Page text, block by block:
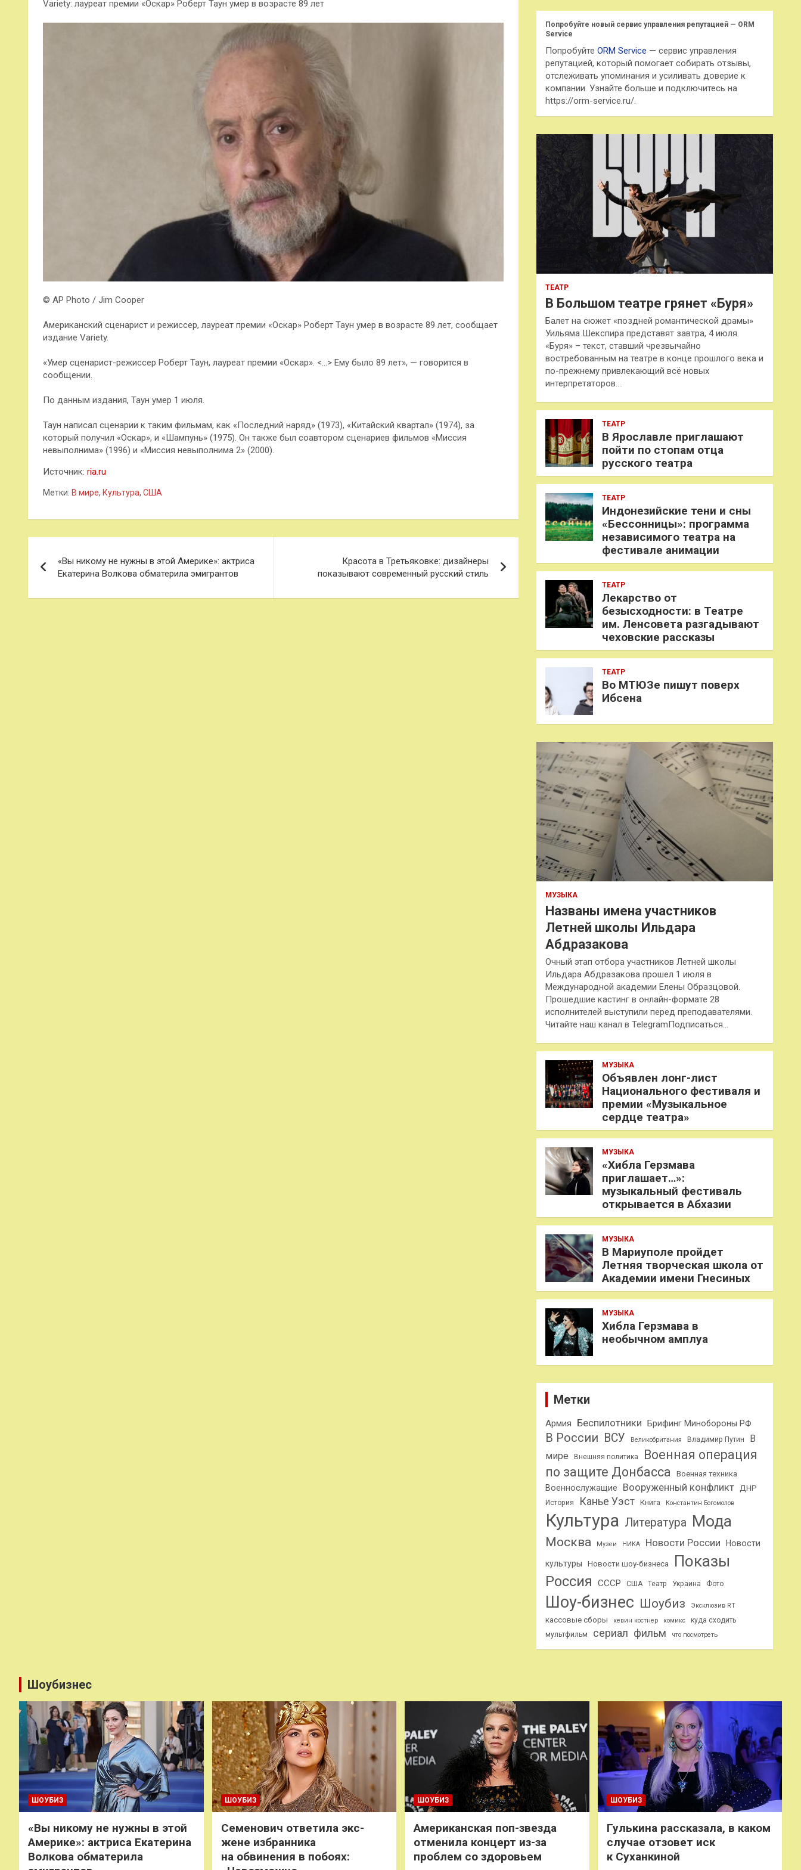
Variety: лауреат премии «Оскар» Роберт Таун умер в возрасте 89 лет
© AP Photo / Jim Cooper
Американский сценарист и режиссер, лауреат премии «Оскар» Роберт Таун умер в возрасте 89 лет, сообщает
издание Variety.
«Умер сценарист-режиссер Роберт Таун, лауреат премии «Оскар». <…> Ему было 89 лет», — говорится в
сообщении.
По данным издания, Таун умер 1 июля.
Таун написал сценарии к таким фильмам, как «Последний наряд» (1973), «Китайский квартал» (1974), за
который получил «Оскар», и «Шампунь» (1975). Он также был соавтором сценариев фильмов «Миссия
невыполнима» (1996) и «Миссия невыполнима 2» (2000).
Источник: ria.ru
Метки: В мире, Культура, США
по
записям
«Вы никому не нужны в этой Америке»: актриса
Екатерина Волкова обматерила эмигрантов
Красота в Третьяковке: дизайнеры
показывают современный русский стиль
к
Попробуйте новый сервис управления репутацией — ORM
Service
ПопробуйтеORM Service — сервис управления
репутацией, который помогает собирать отзывы,
отслеживать упоминания и усиливать доверие к
компании. Узнайте больше и подключитесь на
https://orm-service.ru/.
ТЕАТР
В Большом театре грянет «Буря»
Балет на сюжет «поздней романтической драмы»
Уильяма Шекспира представят завтра, 4 июля.
«Буря» – текст, ставший чрезвычайно
востребованным на театре в конце прошлого века и
по-прежнему привлекающий всё новых
интерпретаторов.…
ТЕАТР
В Ярославле приглашают
пойти по стопам отца
русского театра
ТЕАТР
Индонезийские тени и сны
«Бессонницы»: программа
независимого театра на
фестивале анимации
ТЕАТР
Лекарство от
безысходности: в Театре
им. Ленсовета разгадывают
чеховские рассказы
ТЕАТР
Во МТЮЗе пишут поверх
Ибсена
МУЗЫКА
Названы имена участников
Летней школы Ильдара
Абдразакова
Очный этап отбора участников Летней школы
Ильдара Абдразакова прошел 1 июля в
Международной академии Елены Образцовой.
Прошедшие кастинг в онлайн-формате 28
исполнителей выступили перед преподавателями.
Читайте наш канал в TelegramПодписаться…
МУЗЫКА
Объявлен лонг-лист
Национального фестиваля и
премии «Музыкальное
сердце театра»
МУЗЫКА
«Хибла Герзмава
приглашает…»:
музыкальный фестиваль
открывается в Абхазии
МУЗЫКА
В Мариуполе пройдет
Летняя творческая школа от
Академии имени Гнесиных
МУЗЫКА
Хибла Герзмава в
необычном амплуа
Метки
Армия Беспилотники Брифинг Минобороны РФ
В России ВСУ Великобритания Владимир Путин
В
мире
Внешняя политика
Военная операция
по защите Донбасса
Военная техника
Военнослужащие Вооруженный конфликт ДНР
История Канье Уэст Книга Константин Богомолов
Культура Литература Мода
Москва Музеи НИКА Новости России Новости
культуры Новости шоу-бизнеса Показы
Россия СССР США Театр Украина Фото
Шоу-бизнес Шоубиз Эксклюзив RT
кассовые сборы кевин костнер комикс
куда сходить
мультфильм
сериал фильм что посмотреть
Шоубизнес
ШОУБИЗ
«Вы никому не нужны в этой
Америке»: актриса Екатерина
Волкова обматерила
ШОУБИЗ
Семенович ответила экс-
жене избранника
на обвинения в побоях:
ШОУБИЗ
Американская поп-звезда
отменила концерт из-за
проблем со здоровьем
ШОУБИЗ
Гулькина рассказала, в каком
случае отзовет иск
к Суханкиной